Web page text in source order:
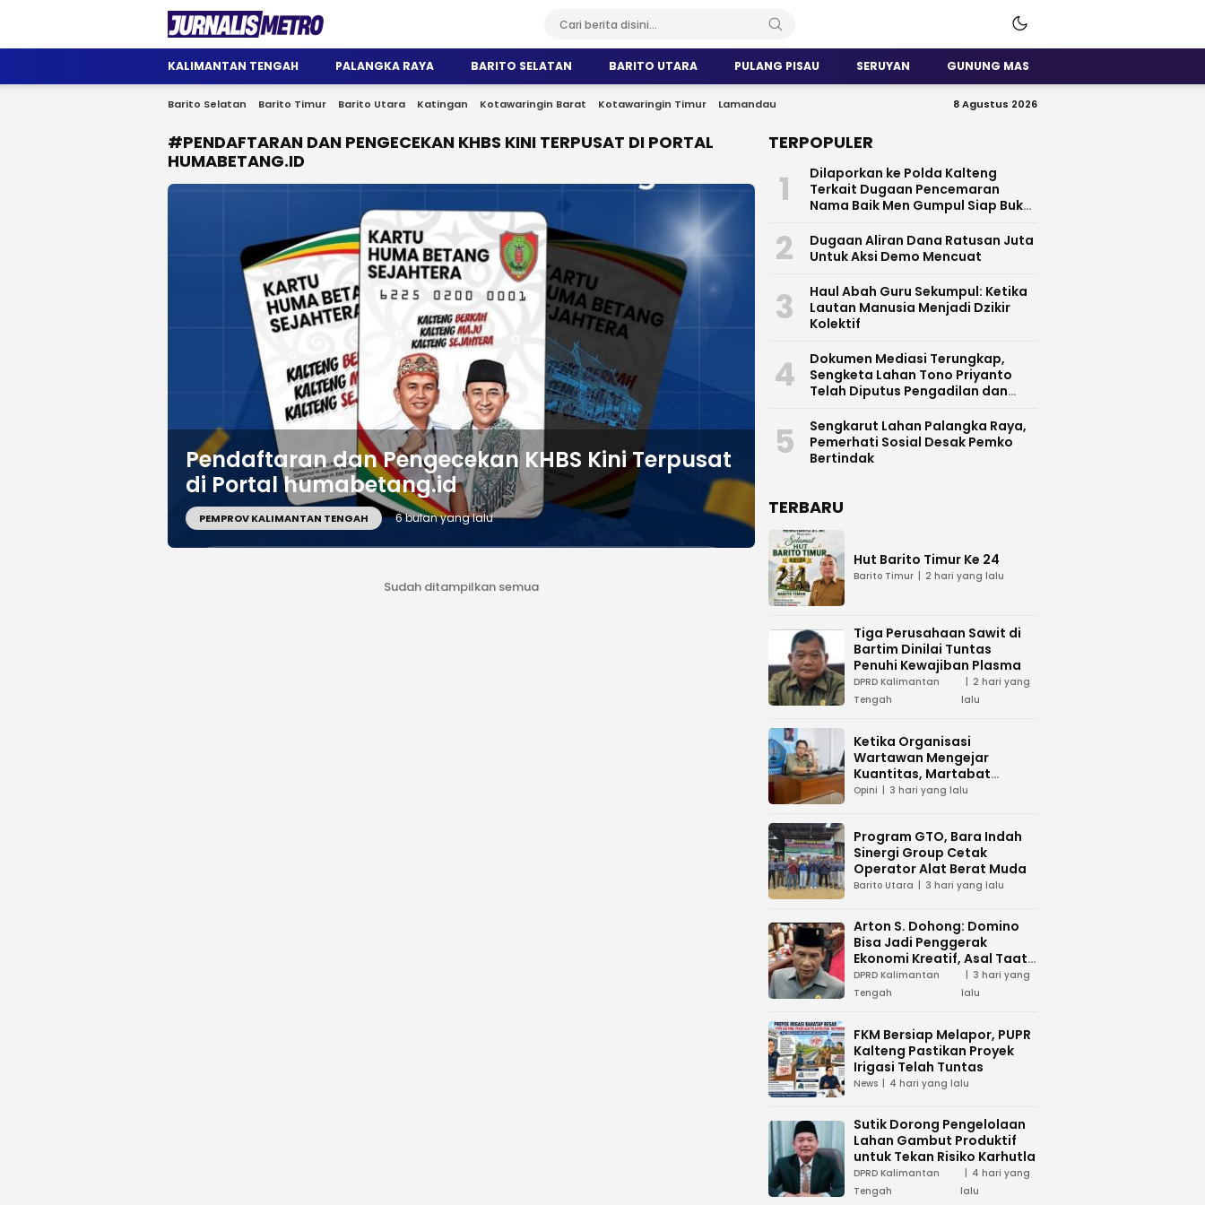
Jurnalis Metro
Satu Wadah Informasi
KALIMANTAN TENGAH PALANGKA RAYA BARITO SELATAN BARITO UTARA PULANG PISAU SERUYAN GUNUNG MAS
Barito Selatan Barito Timur Barito Utara Katingan Kotawaringin Barat Kotawaringin Timur Lamandau 8 Agustus 2026
#PENDAFTARAN DAN PENGECEKAN KHBS KINI TERPUSAT DI PORTAL
HUMABETANG.ID
Pendaftaran dan Pengecekan KHBS Kini Terpusat
di Portal humabetang.id
PEMPROV KALIMANTAN TENGAH 6 bulan yang lalu
Sudah ditampilkan semua
TERPOPULER
1
Dilaporkan ke Polda Kalteng
Terkait Dugaan Pencemaran
Nama Baik Men Gumpul Siap Buka
2
Dugaan Aliran Dana Ratusan Juta
Untuk Aksi Demo Mencuat
3
Haul Abah Guru Sekumpul: Ketika
Lautan Manusia Menjadi Dzikir
Kolektif
4
​Dokumen Mediasi Terungkap,
Sengketa Lahan Tono Priyanto
Telah Diputus Pengadilan dan
5
Sengkarut Lahan Palangka Raya,
Pemerhati Sosial Desak Pemko
Bertindak
TERBARU
Hut Barito Timur Ke 24
Barito Timur 2 hari yang lalu
Tiga Perusahaan Sawit di
Bartim Dinilai Tuntas
Penuhi Kewajiban Plasma
DPRD Kalimantan
Tengah
2 hari yang
lalu
Ketika Organisasi
Wartawan Mengejar
Kuantitas, Martabat
Profesi Menjadi Taruhan
Opini 3 hari yang lalu
Program GTO, Bara Indah
Sinergi Group Cetak
Operator Alat Berat Muda
Barito Utara 3 hari yang lalu
Arton S. Dohong: Domino
Bisa Jadi Penggerak
Ekonomi Kreatif, Asal Taat
Aturan
DPRD Kalimantan
Tengah
3 hari yang
lalu
FKM Bersiap Melapor, PUPR
Kalteng Pastikan Proyek
Irigasi Telah Tuntas
News 4 hari yang lalu
Sutik Dorong Pengelolaan
Lahan Gambut Produktif
untuk Tekan Risiko Karhutla
DPRD Kalimantan
Tengah
4 hari yang
lalu